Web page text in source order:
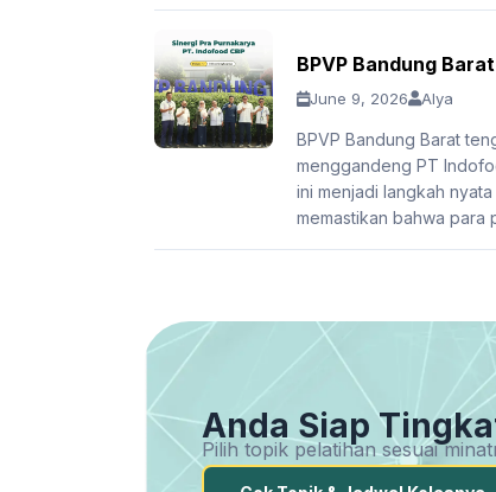
BPVP Bandung
June 9, 2026 Alya
BPVP Bandung Barat
menggandeng PT
ini menjadi langkah
memastikan bahwa para
Anda Siap
Pilih topik pelatihan sesuai